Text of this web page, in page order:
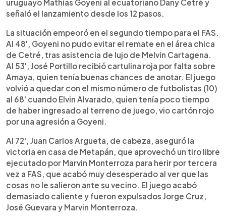
uruguayo Mathias Goyeni al ecuatoriano Dany Cetré y
señaló el lanzamiento desde los 12 pasos.
La situación empeoró en el segundo tiempo para el FAS.
Al 48', Goyeni no pudo evitar el remate en el área chica
de Cetré, tras asistencia de lujo de Melvin Cartagena.
Al 53', José Portillo recibió cartulina roja por falta sobre
Amaya, quien tenía buenas chances de anotar. El juego
volvió a quedar con el mismo número de futbolistas (10)
al 68' cuando Elvin Alvarado, quien tenía poco tiempo
de haber ingresado al terreno de juego, vio cartón rojo
por una agresión a Goyeni.
Al 72', Juan Carlos Argueta, de cabeza, aseguró la
victoria en casa de Metapán, que aprovechó un tiro libre
ejecutado por Marvin Monterroza para herir por tercera
vez a FAS, que acabó muy desesperado al ver que las
cosas no le salieron ante su vecino. El juego acabó
demasiado caliente y fueron expulsados Jorge Cruz,
José Guevara y Marvin Monterroza.